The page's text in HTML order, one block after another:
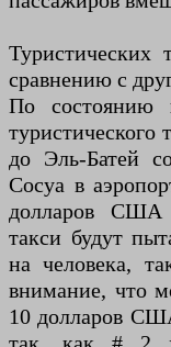
сравнению с
По состоянию
туристического
до Эль-Батей
Сосуа в
долларов США
такси будут
на человека,
внимание, что
10 долларов